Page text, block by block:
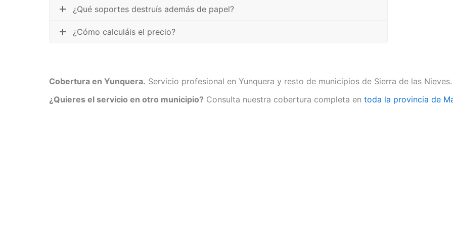
¿Qué soportes destruís además de papel?
¿Cómo calculáis el precio?
Cobertura en Yunquera. Servicio profesional en Yunquera y resto de municipios de Sierra de las Nieves.
¿Quieres el servicio en otro municipio? Consulta nuestra cobertura completa en toda la provincia de